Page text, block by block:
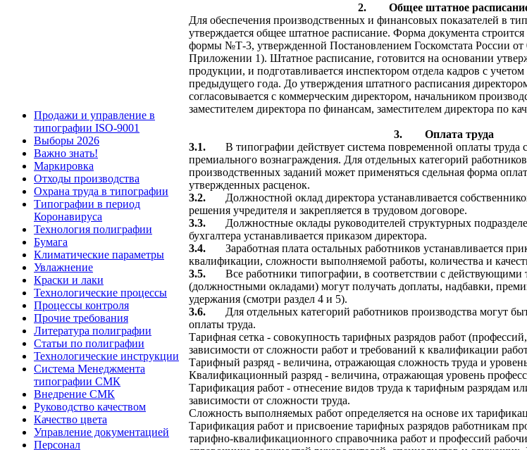
Продажи и управление в
типографии ISO-9001
Выборы 2026
Важно знать!
Маркировка
Отходы производства
Охрана труда в типографии
Типографии в период
Коронавируса
Технология полиграфии
Бумага
Климатические параметры
Увлажнение
Краски и лаки
Технологические процессы
Процессы контроля
Прочие требования
Литература полиграфии
Статьи по полиграфии
Технологические инструкции
Система Менеджмента
типографии СМК
Внедрение СМК
Руководство качеством
Качество цвета
Управление документацией
Персонал
2.
Общее штатное
Для обеспечения производственных и финансовых показателей в
утверждается общее штатное расписание. Форма документа
формы №Т-3, утвержденной Постановлением Госкомстата России
Приложении 1). Штатное расписание, готовится на основании
продукции, и подготавливается инспектором отдела кадров с
предыдущего года. До утверждения штатного расписания
согласовывается с коммерческим директором, начальником
заместителем директора по финансам, заместителем директора по
3.
Оплата труда
3.1.
В типографии действует система повременной оплаты труда
премиального вознаграждения. Для отдельных категорий
производственных заданий может применяться сдельная форма
утвержденных расценок.
3.2.
Должностной оклад директора устанавливается
решения учредителя и закрепляется в трудовом договоре.
3.3.
Должностные оклады руководителей структурных
бухгалтера устанавливается приказом директора.
3.4.
Заработная плата остальных работников устанавливается
квалификации, сложности выполняемой работы, количества и
3.5.
Все работники типографии, в соответствии с
(должностными окладами) могут получать доплаты, надбавки,
удержания (смотри раздел 4 и 5).
3.6.
Для отдельных категорий работников производства могут
оплаты труда.
Тарифная сетка - совокупность тарифных разрядов работ
зависимости от сложности работ и требований к квалификации
Тарифный разряд - величина, отражающая сложность труда и
Квалификационный разряд - величина, отражающая уровень
Тарификация работ - отнесение видов труда к тарифным разрядам
зависимости от сложности труда.
Сложность выполняемых работ определяется на основе их
Тарификация работ и присвоение тарифных разрядов работникам
тарифно-квалификационного справочника работ и профессий